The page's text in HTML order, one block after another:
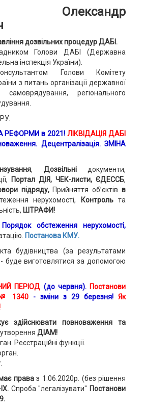
Олександр
дозвільних процедур ДАБІ.
Голови ДАБІ (Державна
інспекція України).
Голови Комітету
з питань організації державної
регіонального
РЕФОРМИ в 2021!ЛІКВІДАЦІЯ ДАБІ
Децентралізація.ЗМІНА
, Дозвільнідокументи,
Портал ДІЯ, ЧЕК-листи, ЄДЕССБ,
підряду, Прийняття об’єктівв
нерухомості, Контрольта
ШТРАФИ!
Порядок обстеження нерухомості,
Постанова КМУ.
будівництва (за результатами
буде виготовлятися за допомогою
ПЕРІОД (до червня). Постанови
1340 - зміни з 29 березня!Як
здійснювати повноваження та
ДІАМ!
Реєстраційні функції.
.
праваз 1.06.2020р. (без рішення
Спроба "легалізувати" Постанови